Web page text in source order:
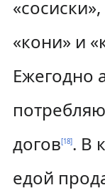
«кони» и
Ежегодно
догов[18]. В
едой